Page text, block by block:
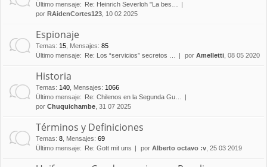
Último mensaje:
Re: Heinrich Severloh "La bes…
por RAidenCortes123 , 10 02 2025
Espionaje
Temas: 15 Mensajes: 85
Último mensaje:
Re: Los “servicios” secretos … por Amelletti , 08 05 2020
Historia
Temas: 140 Mensajes: 1066
Último mensaje:
Re: Chilenos en la Segunda Gu…
por Chuquichambe , 31 07 2025
Términos y Definiciones
Temas: 8 Mensajes: 69
Último mensaje:
Re: Gott mit uns por Alberto octavo :v , 25 03 2019